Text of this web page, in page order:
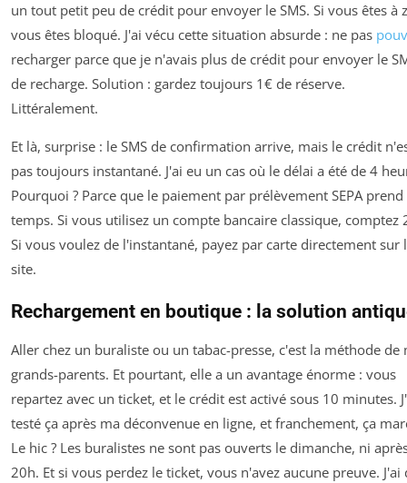
un tout petit peu de crédit pour envoyer le SMS. Si vous êtes à
vous êtes bloqué. J'ai vécu cette situation absurde : ne pas
recharger parce que je n'avais plus de crédit pour envoyer le
de recharge. Solution : gardez toujours 1€ de réserve.
Littéralement.
Et là, surprise : le SMS de confirmation arrive, mais le crédit
pas toujours instantané. J'ai eu un cas où le délai a été de 4
Pourquoi ? Parce que le paiement par prélèvement SEPA
temps. Si vous utilisez un compte bancaire classique, comptez
Si vous voulez de l'instantané, payez par carte directement sur
site.
Rechargement en boutique : la solution
Aller chez un buraliste ou un tabac-presse, c'est la méthode de
grands-parents. Et pourtant, elle a un avantage énorme : vous
repartez avec un ticket, et le crédit est activé sous 10 minutes.
testé ça après ma déconvenue en ligne, et franchement, ça
Le hic ? Les buralistes ne sont pas ouverts le dimanche, ni
20h. Et si vous perdez le ticket, vous n'avez aucune preuve. J'ai